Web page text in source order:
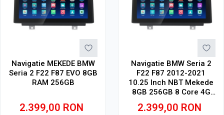
Navigatie MEKEDE BMW
Seria 2 F22 F87 EVO 8GB
RAM 256GB
2.399,00 RON
Navigatie BMW Seria 2
F22 F87 2012-2021
10.25 Inch NBT Mekede
8GB 256GB 8 Core 4G
V1
2.399,00 RON